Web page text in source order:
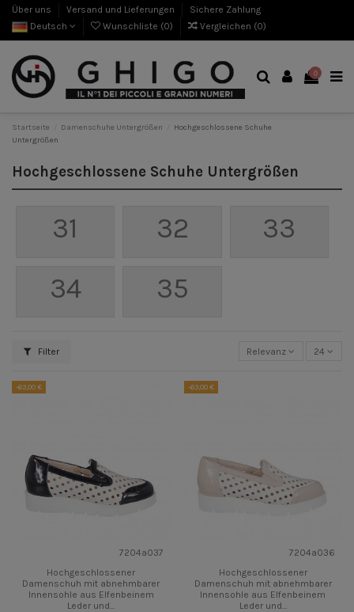
Über uns Versand und Lieferungen
Sichere Zahlung
Deutsch
Wunschliste (0) Vergleichen (0)
0
Startseite Damenschuhe Untergrößen
Hochgeschlossene Schuhe
Untergrößen
Hochgeschlossene Schuhe Untergrößen
31 32
33
34
35
Filter Relevanz 24
-63,00 €
7204a037
Hochgeschlossener
Damenschuh mit abnehmbarer
Innensohle aus Elfenbeinem
Leder und...
-63,00 €
7204a036
Hochgeschlossener
Damenschuh mit abnehmbarer
Innensohle aus Elfenbeinem
Leder und...